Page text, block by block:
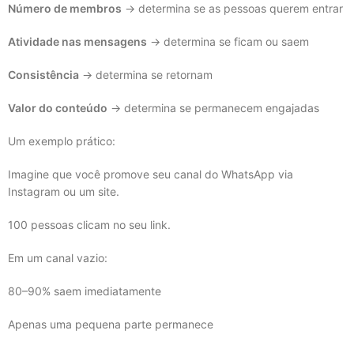
Número de membros → determina se as pessoas querem entrar
Atividade nas mensagens → determina se ficam ou saem
Consistência → determina se retornam
Valor do conteúdo → determina se permanecem engajadas
Um exemplo prático:
Imagine que você promove seu canal do WhatsApp via
Instagram ou um site.
100 pessoas clicam no seu link.
Em um canal vazio:
80–90% saem imediatamente
Apenas uma pequena parte permanece